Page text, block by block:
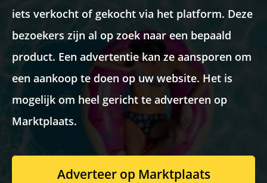
iets verkocht of gekocht via het platform. Deze
bezoekers zijn al op zoek naar een bepaald
product. Een advertentie kan ze aansporen om
een aankoop te doen op uw website. Het is
mogelijk om heel gericht te adverteren op
Marktplaats.
Adverteer op Marktplaats
Telefoonnummer*